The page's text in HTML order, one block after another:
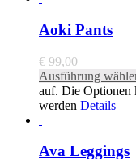
Aoki Pants
€ 99,00
Ausführung
auf. Die Optionen
werden Details
Ava Leggings